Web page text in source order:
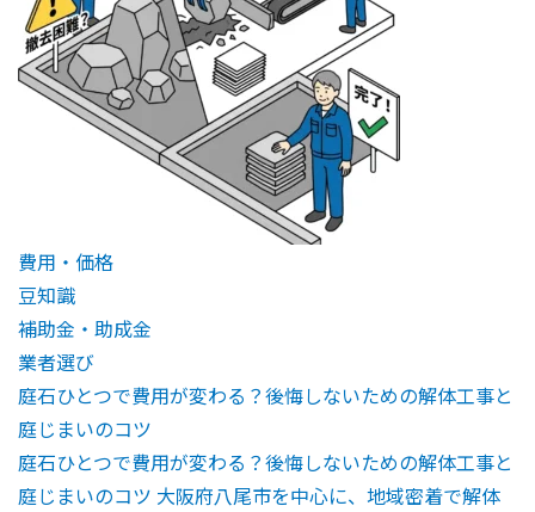
費用・価格
豆知識
補助金・助成金
業者選び
庭石ひとつで費用が変わる？後悔しないための解体工事と
庭じまいのコツ
庭石ひとつで費用が変わる？後悔しないための解体工事と
庭じまいのコツ 大阪府八尾市を中心に、地域密着で解体